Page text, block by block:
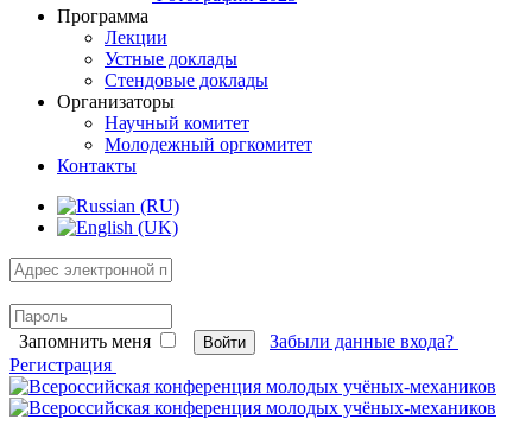
Программа
Лекции
Устные доклады
Стендовые доклады
Организаторы
Научный комитет
Молодежный оргкомитет
Контакты
Запомнить меня Войти
Забыли данные входа?
Регистрация